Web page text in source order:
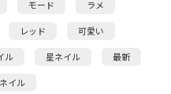
モード ラメ
レッド 可愛い
ル 星ネイル 最新
イル